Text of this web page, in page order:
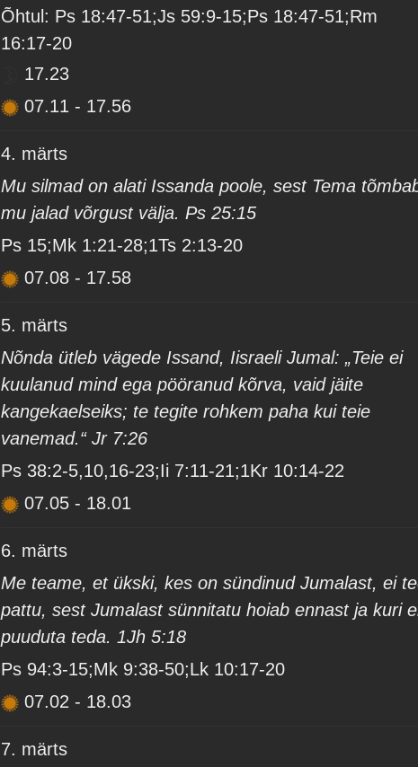
Õhtul: Ps 18:47-51;Js 59:9-15;Ps 18:47-51;Rm
16:17-20
17.23
07.11 - 17.56
4. märts
Mu silmad on alati Issanda poole, sest Tema
mu jalad võrgust välja. Ps 25:15
Ps 15;Mk 1:21-28;1Ts 2:13-20
07.08 - 17.58
5. märts
Nõnda ütleb vägede Issand, Iisraeli Jumal: „Teie ei
kuulanud mind ega pööranud kõrva, vaid jäite
kangekaelseiks; te tegite rohkem paha kui teie
vanemad.“ Jr 7:26
Ps 38:2-5,10,16-23;Ii 7:11-21;1Kr 10:14-22
07.05 - 18.01
6. märts
Me teame, et ükski, kes on sündinud Jumalast, ei
pattu, sest Jumalast sünnitatu hoiab ennast ja kuri
puuduta teda. 1Jh 5:18
Ps 94:3-15;Mk 9:38-50;Lk 10:17-20
07.02 - 18.03
7. märts